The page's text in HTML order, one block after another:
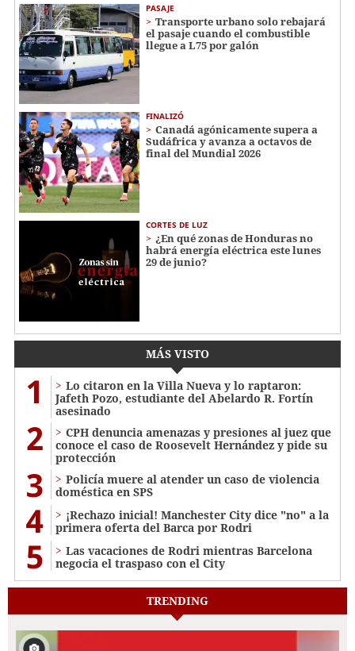
PASAJE
Transporte urbano solo rebajará
el pasaje cuando el combustible
llegue a L75 por galón
FINALIZÓ
Canadá agónicamente supera a
Sudáfrica y avanza a octavos de
final del Mundial 2026
CORTES DE LUZ
¿En qué zonas de Honduras no
habrá energía eléctrica este lunes
29 de junio?
MÁS VISTO
1
Lo citaron en la Villa Nueva y lo raptaron:
Jafeth Pozo, estudiante del Abelardo R. Fortín
asesinado
2
CPH denuncia amenazas y presiones al juez que
conoce el caso de Roosevelt Hernández y pide su
protección
3
Policía muere al atender un caso de violencia
doméstica en SPS
4
¡Rechazo inicial! Manchester City dice "no" a la
primera oferta del Barca por Rodri
5
Las vacaciones de Rodri mientras Barcelona
negocia el traspaso con el City
TRENDING